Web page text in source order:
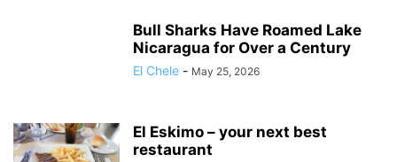
Bull Sharks Have Roamed Lake
Nicaragua for Over a Century
El Chele - May 25, 2026
El Eskimo – your next best
restaurant